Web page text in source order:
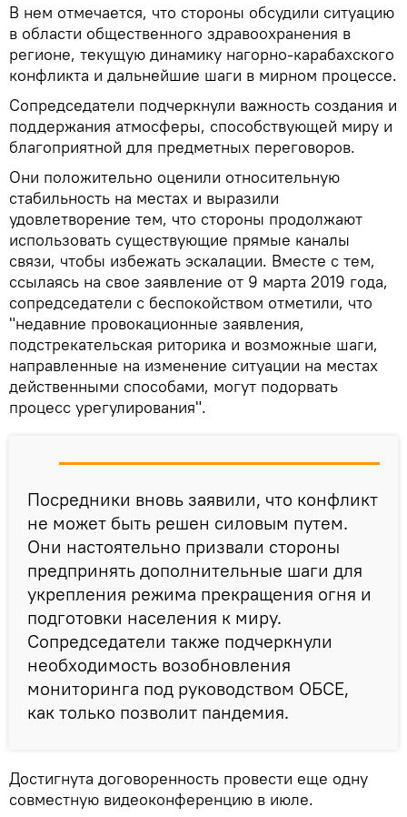
В нем отмечается, что стороны обсудили ситуацию
в области общественного здравоохранения в
регионе, текущую динамику нагорно-карабахского
конфликта и дальнейшие шаги в мирном процессе.
Сопредседатели подчеркнули важность создания и
поддержания атмосферы, способствующей миру и
благоприятной для предметных переговоров.
Они положительно оценили относительную
стабильность на местах и выразили
удовлетворение тем, что стороны продолжают
использовать существующие прямые каналы
связи, чтобы избежать эскалации. Вместе с тем,
ссылаясь на свое заявление от 9 марта 2019 года,
сопредседатели с беспокойством отметили, что
"недавние провокационные заявления,
подстрекательская риторика и возможные шаги,
направленные на изменение ситуации на местах
действенными способами, могут подорвать
процесс урегулирования".
Посредники вновь заявили, что конфликт
не может быть решен силовым путем.
Они настоятельно призвали стороны
предпринять дополнительные шаги для
укрепления режима прекращения огня и
подготовки населения к миру.
Сопредседатели также подчеркнули
необходимость возобновления
мониторинга под руководством ОБСЕ,
как только позволит пандемия.
Достигнута договоренность провести еще одну
совместную видеоконференцию в июле.